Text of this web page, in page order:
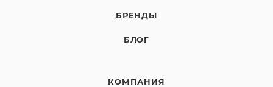
БРЕНДЫ
БЛОГ
КОМПАНИЯ